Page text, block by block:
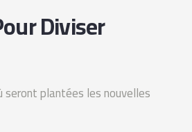
Diviser
seront plantées les nouvelles